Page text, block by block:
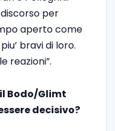
per
aperto come
bravi di loro.
reazioni”.
Bodo/Glimt
decisivo?